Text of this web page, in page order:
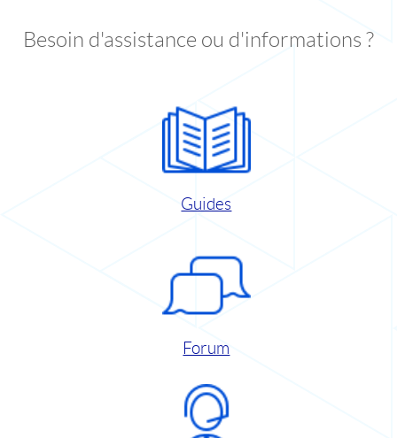
Besoin d'assistance ou d'informations ?
Guides
Forum